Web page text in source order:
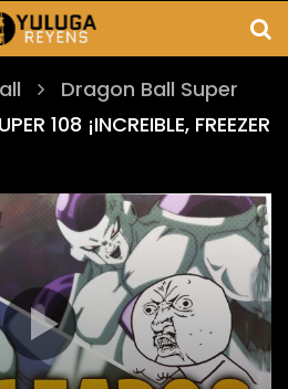
Dragon Ball Super
108 ¡INCREIBLE, FREEZER